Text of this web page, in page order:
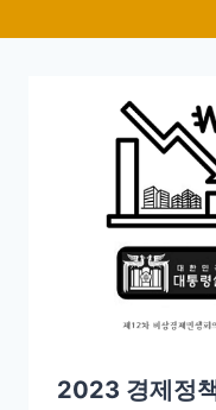
2023 경제정